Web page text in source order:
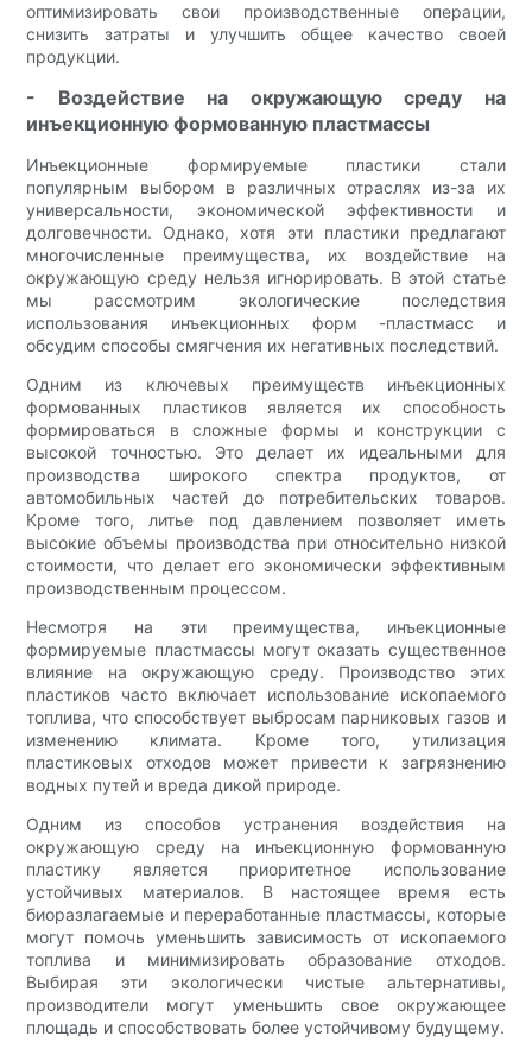
оптимизировать свои производственные операции,
снизить затраты и улучшить общее качество своей
продукции.
- Воздействие на окружающую среду на
инъекционную формованную пластмассы
Инъекционные формируемые пластики стали
популярным выбором в различных отраслях из-за их
универсальности, экономической эффективности и
долговечности. Однако, хотя эти пластики предлагают
многочисленные преимущества, их воздействие на
окружающую среду нельзя игнорировать. В этой статье
мы рассмотрим экологические последствия
использования инъекционных форм -пластмасс и
обсудим способы смягчения их негативных последствий.
Одним из ключевых преимуществ инъекционных
формованных пластиков является их способность
формироваться в сложные формы и конструкции с
высокой точностью. Это делает их идеальными для
производства широкого спектра продуктов, от
автомобильных частей до потребительских товаров.
Кроме того, литье под давлением позволяет иметь
высокие объемы производства при относительно низкой
стоимости, что делает его экономически эффективным
производственным процессом.
Несмотря на эти преимущества, инъекционные
формируемые пластмассы могут оказать существенное
влияние на окружающую среду. Производство этих
пластиков часто включает использование ископаемого
топлива, что способствует выбросам парниковых газов и
изменению климата. Кроме того, утилизация
пластиковых отходов может привести к загрязнению
водных путей и вреда дикой природе.
Одним из способов устранения воздействия на
окружающую среду на инъекционную формованную
пластику является приоритетное использование
устойчивых материалов. В настоящее время есть
биоразлагаемые и переработанные пластмассы, которые
могут помочь уменьшить зависимость от ископаемого
топлива и минимизировать образование отходов.
Выбирая эти экологически чистые альтернативы,
производители могут уменьшить свое окружающее
площадь и способствовать более устойчивому будущему.